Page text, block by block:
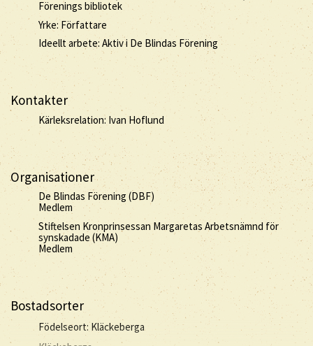
Förenings bibliotek
Yrke: Författare
Ideellt arbete: Aktiv i De Blindas Förening
Kontakter
Kärleksrelation: Ivan Hoflund
Organisationer
De Blindas Förening (DBF)
Medlem
Stiftelsen Kronprinsessan Margaretas Arbetsnämnd för
synskadade (KMA)
Medlem
Bostadsorter
Födelseort: Kläckeberga